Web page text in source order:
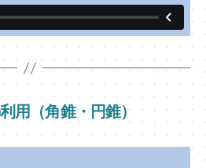
用（角錐・円錐）